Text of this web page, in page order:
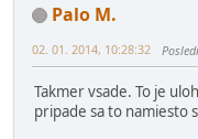
Palo M.
02. 01. 2014, 10:28:32
Takmer vsade. To je
pripade sa to namiesto